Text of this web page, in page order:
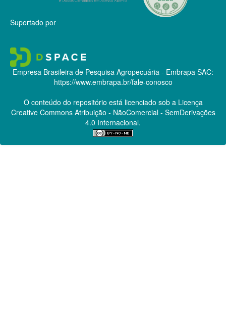
Suportado por
Empresa Brasileira de Pesquisa Agropecuária - Embrapa SAC:
https://www.embrapa.br/fale-conosco
O conteúdo do repositório está licenciado sob a Licença
Creative CommonsAtribuição - NãoComercial - SemDerivações
4.0 Internacional.